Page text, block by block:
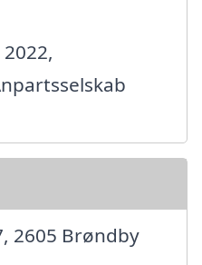
2605 Brøndby